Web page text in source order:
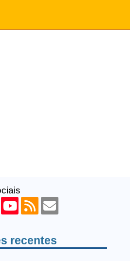
recentes